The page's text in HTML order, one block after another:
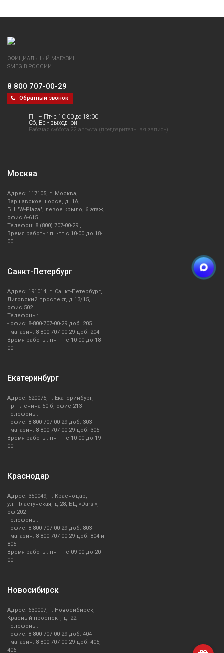
ОФИЦИАЛЬНЫЙ МАГАЗИН
SMEG В РОССИИ
8 800 707-00-29
Обратный звонок
Пн – Пт- с 10:00 до 18:00
Сб, Вс - выходной
Рабочая суббота 22 августа (предварительная запись)
Москва
Адрес: 117105, г. Москва,
Варшавское шоссе, д. 1А,
БЦ "W-Plaza", левое крыло, 6 этаж,
офис А-615.
Телефон: 8 (800) 707-00-29 ,
Время работы: пн-пт с 10-00 до 18-
00
Санкт-Петербург
Адрес: 191014, г. Санкт-Петербург,
Лиговский проспект, д.13/15,
офис 502
Телефоны:
- офис: 8-800-707-00-29 доб. 205
- магазин: 8-800-707-00-29 доб. 204
Время работы: пн-пт с 10-00 до 18-
00
Екатеринбург
Адрес: 620075, г. Екатеринбург,
пр-т Ленина 50-б, офис 213
Телефоны:
- офис: 8-800-707-00-29 доб. 303
- магазин: 8-800-707-00-29 доб. 305
Время работы: пн-пт с 10-00 до 19-
00
Краснодар
Адрес: 350049, г. Краснодар,
ул. Пластунская, д.28, БЦ «Darsi»,
оф.202
Телефоны:
- офис: 8-800-707-00-29 доб. 803
- магазин: 8-800-707-00-29 доб. 804 и
805
Время работы: пн-пт с 09-00 до 20-
00
Новосибирск
Адрес: 630007, г. Новосибирск,
Красный проспект, д. 22
Телефоны:
- офис: 8-800-707-00-29 доб. 404
- магазин: 8-800-707-00-29 доб. 405,
406